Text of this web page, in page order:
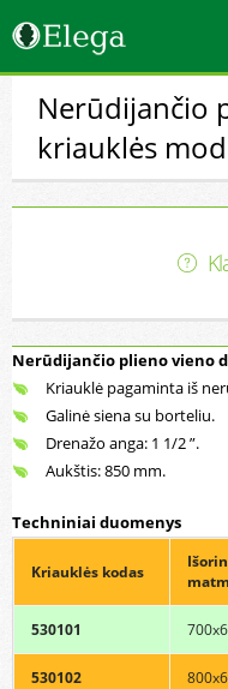
Nerūdijančio
kriauklės
Nerūdijančio plieno vieno
Kriauklė pagaminta iš
Galinė siena su borteliu.
Drenažo anga: 1 1/2 ”.
Aukštis: 850 mm.
Techniniai duomenys
Kriauklės kodas
530101
530102